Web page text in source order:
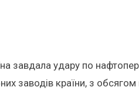
завдала удару по
заводів країни, з